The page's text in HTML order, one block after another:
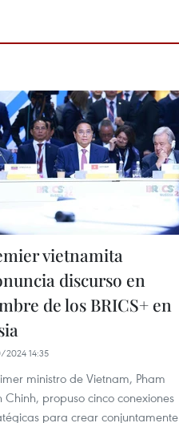
vietnamita
discurso en
de los BRICS+ en
2024 14:35
ministro de Vietnam, Pham
Chinh, propuso cinco conexiones
para crear conjuntamente